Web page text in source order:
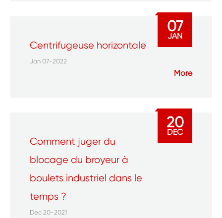
Centrifugeuse horizontale
Jan 07-2022
More
07
JAN
Comment juger du
blocage du broyeur à
boulets industriel dans le
temps ?
Dec 20-2021
20
DEC